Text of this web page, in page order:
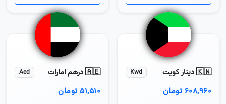
🇰🇼 دینار کویت Kwd
۶۰۸,۹۶۰ تومان
🇦🇪 درهم امارات Aed
۵۱,۵۱۰ تومان